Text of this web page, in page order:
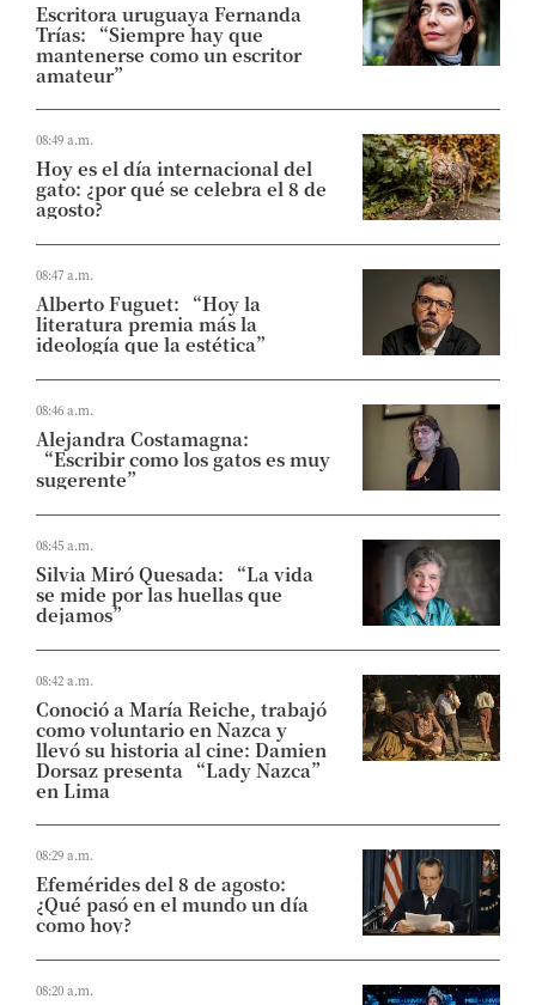
Escritora uruguaya Fernanda
Trías: “Siempre hay que
mantenerse como un escritor
amateur”
08:49 a.m.
Hoy es el día internacional del
gato: ¿por qué se celebra el 8 de
agosto?
08:47 a.m.
Alberto Fuguet: “Hoy la
literatura premia más la
ideología que la estética”
08:46 a.m.
Alejandra Costamagna:
“Escribir como los gatos es muy
sugerente”
08:45 a.m.
Silvia Miró Quesada: “La vida
se mide por las huellas que
dejamos”
08:42 a.m.
Conoció a María Reiche, trabajó
como voluntario en Nazca y
llevó su historia al cine: Damien
Dorsaz presenta “Lady Nazca”
en Lima
08:29 a.m.
Efemérides del 8 de agosto:
¿Qué pasó en el mundo un día
como hoy?
08:20 a.m.